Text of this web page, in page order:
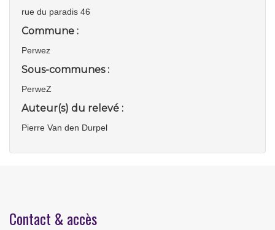
rue du paradis 46
Commune :
Perwez
Sous-communes :
PerweZ
Auteur(s) du relevé :
Pierre Van den Durpel
Contact & accès